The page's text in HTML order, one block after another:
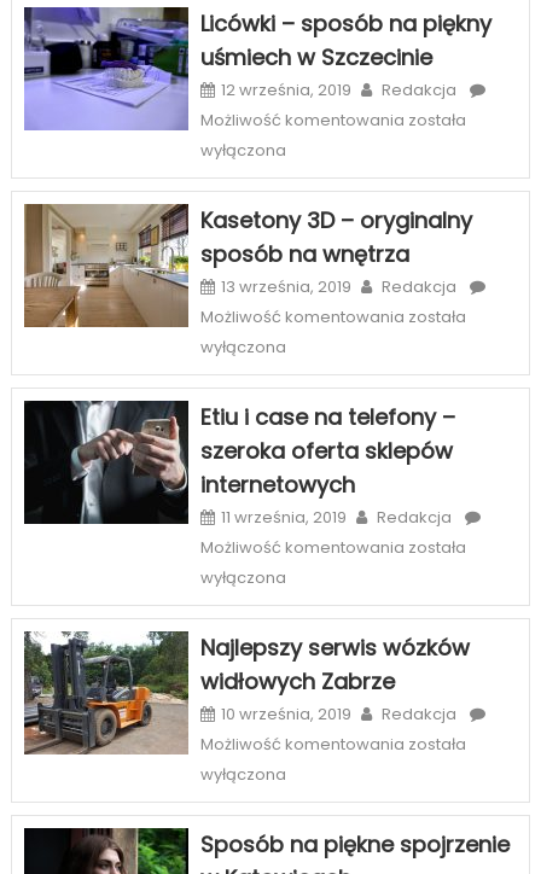
Licówki – sposób na piękny
uśmiech w Szczecinie
12 września, 2019
Redakcja
Możliwość komentowania Licówki
sposób
piękny
uśmiech
w
Szczecinie
została
wyłączona
Kasetony 3D – oryginalny
sposób na wnętrza
13 września, 2019
Redakcja
Możliwość komentowania Kasetony
–
sposób
na
została
wyłączona
Etiu i case na telefony –
szeroka oferta sklepów
internetowych
11 września, 2019
Redakcja
Możliwość komentowania Etiu
case
telefony
szeroka
oferta
została
wyłączona
Najlepszy serwis wózków
widłowych Zabrze
10 września, 2019
Redakcja
Możliwość komentowania Najlepszy
wózków
Zabrze
została
wyłączona
Sposób na piękne spojrzenie